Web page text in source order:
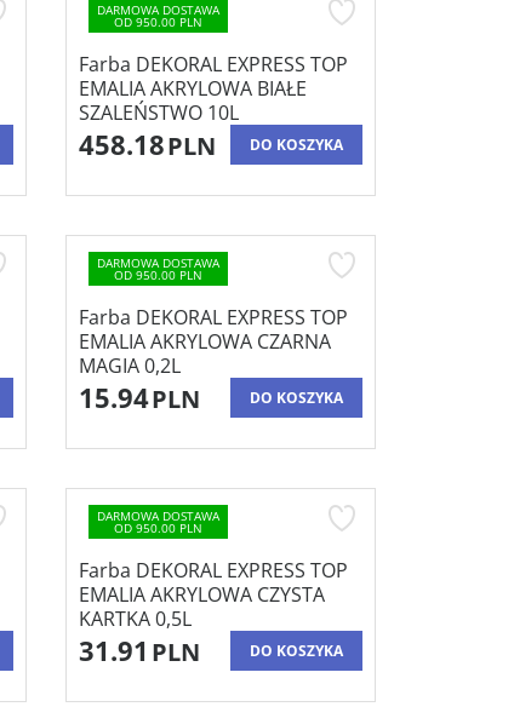
DARMOWA DOSTAWA
OD 950.00 PLN
Farba DEKORAL EXPRESS TOP
EMALIA AKRYLOWA BIAŁE
SZALEŃSTWO 10L
458.18PLN DO KOSZYKA
DARMOWA DOSTAWA
OD 950.00 PLN
Farba DEKORAL EXPRESS TOP
EMALIA AKRYLOWA CZARNA
MAGIA 0,2L
15.94PLN DO KOSZYKA
DARMOWA DOSTAWA
OD 950.00 PLN
Farba DEKORAL EXPRESS TOP
EMALIA AKRYLOWA CZYSTA
KARTKA 0,5L
31.91 PLN DO KOSZYKA